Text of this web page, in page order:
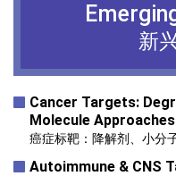
新
Cancer Targets:
Molecule Approaches
癌症标靶：降解剂、小分
Autoimmune & CNS